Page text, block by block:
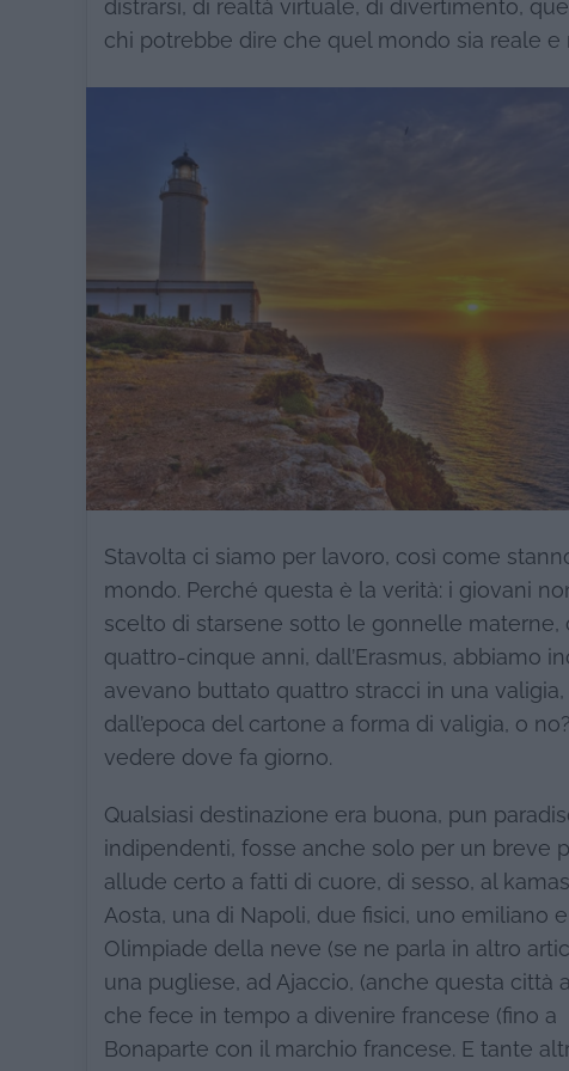
distrarsi, di realtà virtuale, di divertimento,
chi potrebbe dire che quel mondo sia reale e
Stavolta ci siamo per lavoro, così come
mondo. Perché questa è la verità: i giovani
scelto di starsene sotto le gonnelle
quattro-cinque anni, dall’Erasmus, abbiamo
avevano buttato quattro stracci in una
dall’epoca del cartone a forma di valigia, o
vedere dove fa giorno.
Qualsiasi destinazione era buona, pun
indipendenti, fosse anche solo per un breve
allude certo a fatti di cuore, di sesso, al
Aosta, una di Napoli, due fisici, uno emiliano
Olimpiade della neve (se ne parla in altro
una pugliese, ad Ajaccio, (anche questa città
che fece in tempo a divenire francese (fino
Bonaparte con il marchio francese. E tante